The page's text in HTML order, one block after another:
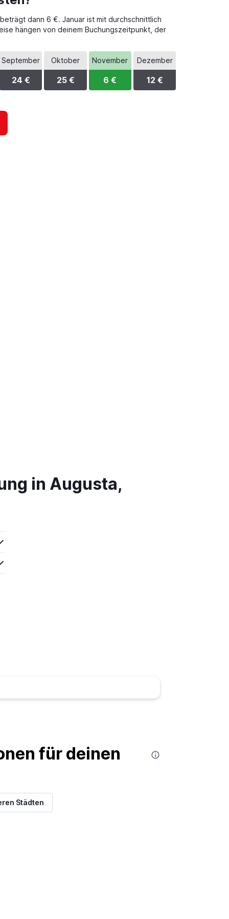
dann 6 €. Januar ist mit durchschnittlich
hängen von deinem Buchungszeitpunkt, der
September
24 €
Oktober
25 €
November
6 €
Dezember
12 €
in Augusta,
für deinen
Städten